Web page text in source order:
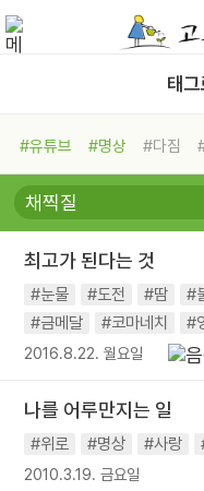
태그
#유튜브 #명상 #다짐
#비전캠프
#독서캠프 #
#희망
#나눔 #친구 #
#독서
#건강 #면역력
최고가 된다는 것
#눈물 #도전 #땀 #
#금메달
#코마네치 #
2016.8.22. 월요일
나를 어루만지는 일
#위로 #명상 #사랑
2010.3.19. 금요일